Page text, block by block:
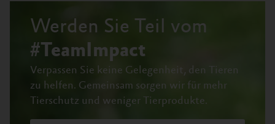
Werden Sie Teil vom
#TeamImpact
Verpassen Sie keine Gelegenheit, den Tieren
zu helfen. Gemeinsam sorgen wir für mehr
Tierschutz und weniger Tierprodukte.